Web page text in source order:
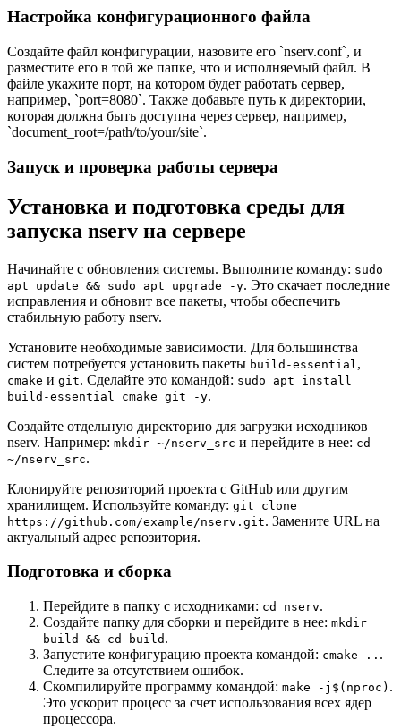
Настройка конфигурационного файла
Создайте файл конфигурации, назовите его `nserv.conf`, и
разместите его в той же папке, что и исполняемый файл. В
файле укажите порт, на котором будет работать сервер,
например, `port=8080`. Также добавьте путь к директории,
которая должна быть доступна через сервер, например,
`document_root=/path/to/your/site`.
Запуск и проверка работы сервера
Установка и подготовка среды для
запуска nserv на сервере
Начинайте с обновления системы. Выполните команду: sudo
apt update && sudo apt upgrade -y. Это скачает последние
исправления и обновит все пакеты, чтобы обеспечить
стабильную работу nserv.
Установите необходимые зависимости. Для большинства
систем потребуется установить пакеты build-essential ,
cmake и git. Сделайте это командой: sudo apt install
build-essential cmake git -y.
Создайте отдельную директорию для загрузки исходников
nserv. Например: mkdir ~/nserv_src и перейдите в нее: cd
~/nserv_src.
Клонируйте репозиторий проекта с GitHub или другим
хранилищем. Используйте команду: git clone
https://github.com/example/nserv.git. Замените URL на
актуальный адрес репозитория.
Подготовка и сборка
Перейдите в папку с исходниками: cd nserv.
Создайте папку для сборки и перейдите в нее: mkdir
build && cd build .
Запустите конфигурацию проекта командой: cmake .. .
Следите за отсутствием ошибок.
Скомпилируйте программу командой: make -j$(nproc) .
Это ускорит процесс за счет использования всех ядер
процессора.